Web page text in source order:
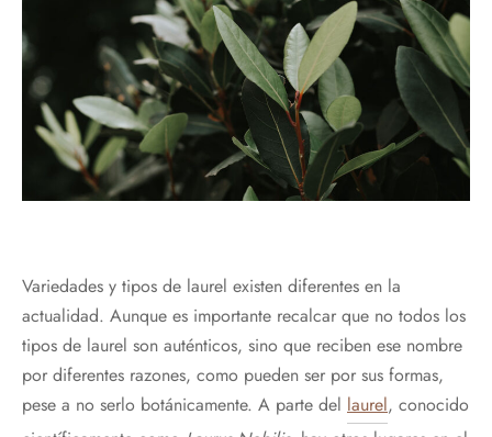
Variedades y tipos de laurel existen diferentes en la
actualidad. Aunque es importante recalcar que no todos los
tipos de laurel son auténticos, sino que reciben ese nombre
por diferentes razones, como pueden ser por sus formas,
pese a no serlo botánicamente. A parte del laurel, conocido